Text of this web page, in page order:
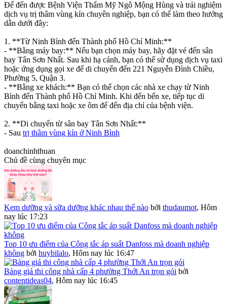
Để đến được Bệnh Viện Thẩm Mỹ Ngô Mộng Hùng và trải nghiệm
dịch vụ trị thâm vùng kín chuyên nghiệp, bạn có thể làm theo hướng
dẫn dưới đây:
1. **Từ Ninh Bình đến Thành phố Hồ Chí Minh:**
- **Bằng máy bay:** Nếu bạn chọn máy bay, hãy đặt vé đến sân
bay Tân Sơn Nhất. Sau khi hạ cánh, bạn có thể sử dụng dịch vụ taxi
hoặc ứng dụng gọi xe để di chuyển đến 221 Nguyễn Đình Chiều,
Phường 5, Quận 3.
- **Bằng xe khách:** Bạn có thể chọn các nhà xe chạy từ Ninh
Bình đến Thành phố Hồ Chí Minh. Khi đến bến xe, tiếp tục di
chuyển bằng taxi hoặc xe ôm để đến địa chỉ của bệnh viện.
2. **Di chuyển từ sân bay Tân Sơn Nhất:**
- Sau trị thâm vùng kín ở Ninh Bình
doanchinhthuan
Chủ đề cùng chuyên mục
Kem dưỡng và sữa dưỡng khác nhau thế nào bởi thudaumot, Hôm
nay lúc 17:23
Top 10 ưu điểm của Công tắc áp suất Danfoss mà doanh nghiệp
không bởi huybilalo, Hôm nay lúc 16:47
Bảng giá thi công nhà cấp 4 phường Thới An trọn gói bởi
contentideas04, Hôm nay lúc 16:45